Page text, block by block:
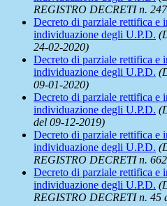
REGISTRO DECRETI n.
Decreto di parziale rettifica e
individuazione degli U.P.D.
24-02-2020)
Decreto di parziale rettifica e
individuazione degli U.P.D.
09-01-2020)
Decreto di parziale rettifica e
individuazione degli U.P.D.
del 09-12-2019)
Decreto di parziale rettifica e
individuazione degli U.P.D.
REGISTRO DECRETI n.
Decreto di parziale rettifica e
individuazione degli U.P.D.
REGISTRO DECRETI n. 45